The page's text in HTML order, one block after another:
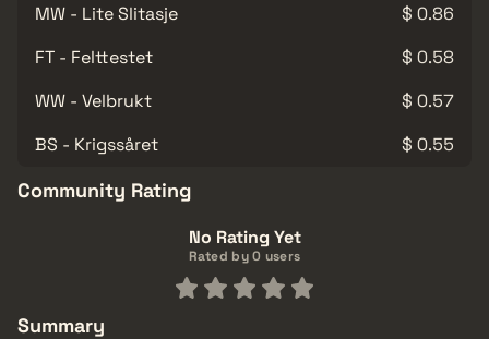
MW - Lite Slitasje
$ 0.86
FT - Felttestet
$ 0.58
WW - Velbrukt
$ 0.57
BS - Krigssåret
$ 0.55
Community Rating
No Rating Yet
Rated by 0 users
Summary